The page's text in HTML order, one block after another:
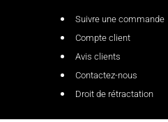
Suivre une commande
Compte client
Avis clients
Contactez-nous
Droit de rétractation